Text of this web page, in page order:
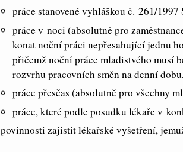
práce stanovené vyhláškou č. 261/
práce v noci (absolutně pro
konat noční práci nepřesahující jednu
přičemž noční práce mladistvého musí
rozvrhu pracovních směn na denní
práce přesčas (absolutně pro všechny
práce, které podle posudku lékaře v
povinnosti zajistit lékařské vyšetření,